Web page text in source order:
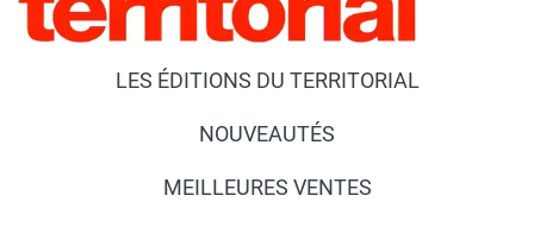
LES ÉDITIONS DU TERRITORIAL
NOUVEAUTÉS
MEILLEURES VENTES